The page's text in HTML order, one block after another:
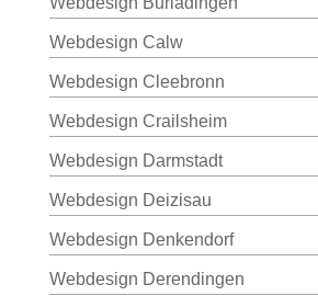
Webdesign Calw
Webdesign Cleebronn
Webdesign Crailsheim
Webdesign Darmstadt
Webdesign Deizisau
Webdesign Denkendorf
Webdesign Derendingen